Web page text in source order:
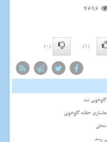
4696
(1)
(0)
حقابه گاوخونی